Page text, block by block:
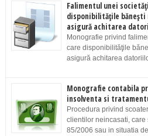
Falimentul unei
disponibilităţile
asigură achitarea
Monografie privind
care disponibilităţile
asigură achitarea
Monografie contabila
insolventa si
Procedura privind
clientilor neincasati,
85/2006 sau in situatia